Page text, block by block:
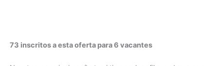
73 inscritos a esta oferta para 6 vacantes